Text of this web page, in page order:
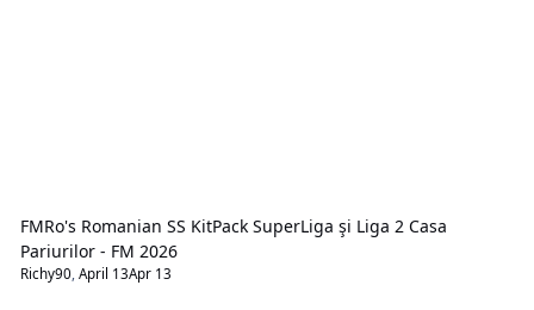
FMRo's Romanian SS KitPack SuperLiga şi Liga 2 Casa
Pariurilor - FM 2026
Richy90 April 13Apr 13